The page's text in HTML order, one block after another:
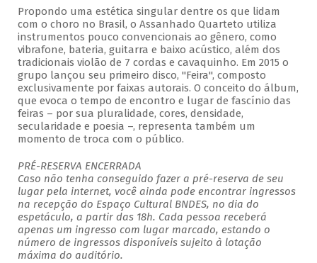
Propondo uma estética singular dentre os que lidam
com o choro no Brasil, o Assanhado Quarteto utiliza
instrumentos pouco convencionais ao gênero, como
vibrafone, bateria, guitarra e baixo acústico, além dos
tradicionais violão de 7 cordas e cavaquinho. Em 2015 o
grupo lançou seu primeiro disco, "Feira", composto
exclusivamente por faixas autorais. O conceito do álbum,
que evoca o tempo de encontro e lugar de fascínio das
feiras – por sua pluralidade, cores, densidade,
secularidade e poesia –, representa também um
momento de troca com o público.
PRÉ-RESERVA ENCERRADA
Caso não tenha conseguido fazer a pré-reserva de seu
lugar pela internet, você ainda pode encontrar ingressos
na recepção do Espaço Cultural BNDES, no dia do
espetáculo, a partir das 18h. Cada pessoa receberá
apenas um ingresso com lugar marcado, estando o
número de ingressos disponíveis sujeito à lotação
máxima do auditório.